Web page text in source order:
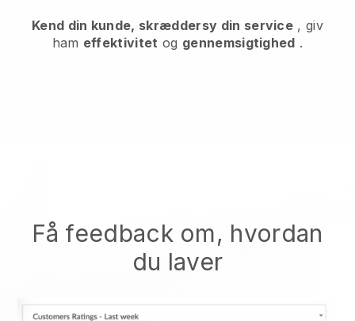
Kend din kunde, skræddersy din service , giv
ham effektivitet og gennemsigtighed .
Få feedback om, hvordan
du laver